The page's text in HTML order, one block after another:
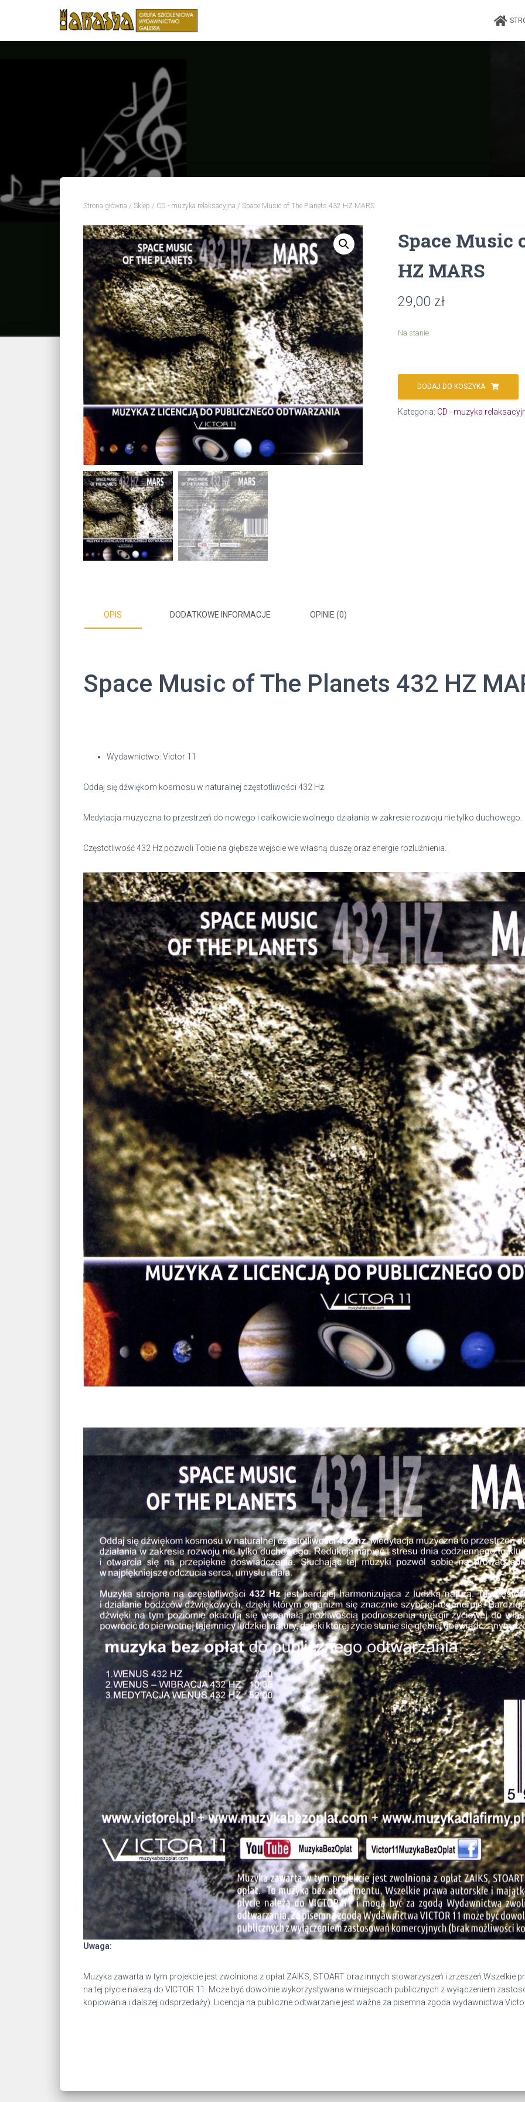
Strona główna / Sklep / CD - muzyka relaksacyjna / Space Music of The Planets 432 HZ MARS
Space Music
HZ MARS
29,00 zł
Na stanie
DODAJ DO KOSZYKA
Kategoria: CD - muzyka
OPIS DODATKOWE INFORMACJE OPINIE (0)
Space Music of The Planets 432 HZ
Wydawnictwo: Victor 11
Oddaj się dźwiękom kosmosu w naturalnej częstotliwości 432 Hz.
Medytacja muzyczna to przestrzeń do nowego i całkowicie wolnego działania w zakresie rozwoju nie tylko duchowego.
Częstotliwość 432 Hz pozwoli Tobie na głębsze wejście we własną duszę oraz energie rozluźnienia.
Uwaga:
Muzyka zawarta w tym projekcie jest zwolniona z opłat ZAIKS, STOART oraz innych stowarzyszeń i
na tej płycie należą do VICTOR 11. Może być dowolnie wykorzystywana w miejscach publicznych z wyłączeniem
kopiowania i dalszej odsprzedaży). Licencja na publiczne odtwarzanie jest ważna za pisemna zgoda wydawnictwa